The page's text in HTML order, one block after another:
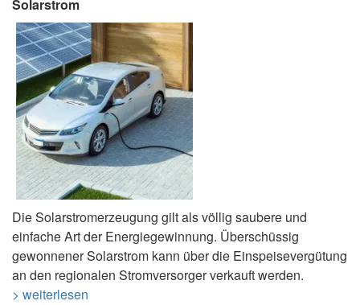
Solarstrom
Die Solarstromerzeugung gilt als völlig saubere und
einfache Art der Energiegewinnung. Überschüssig
gewonnener Solarstrom kann über die Einspeisevergütung
an den regionalen Stromversorger verkauft werden.
> weiterlesen